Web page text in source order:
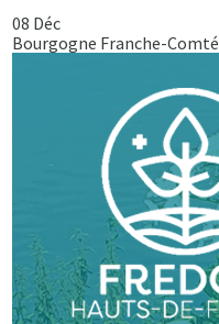
08 Déc
Bourgogne Franche-Comté